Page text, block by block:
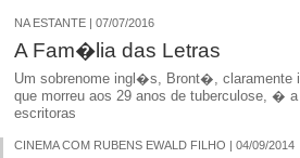
NA ESTANTE | 07/07/2016
A Fam�lia das Letras
Um sobrenome ingl�s, Bront�, claramente
que morreu aos 29 anos de tuberculose, �
escritoras
CINEMA COM RUBENS EWALD FILHO | 04/09/2014